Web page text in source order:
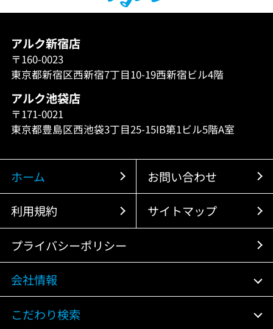
アルク新宿店
〒160-0023
東京都新宿区西新宿7丁目10-19西新宿ビル4階
アルク池袋店
〒171-0021
東京都豊島区西池袋3丁目25-15IB第1ビル5階A室
ホーム お問い合わせ
利用規約 サイトマップ
プライバシーポリシー
会社情報
こだわり検索